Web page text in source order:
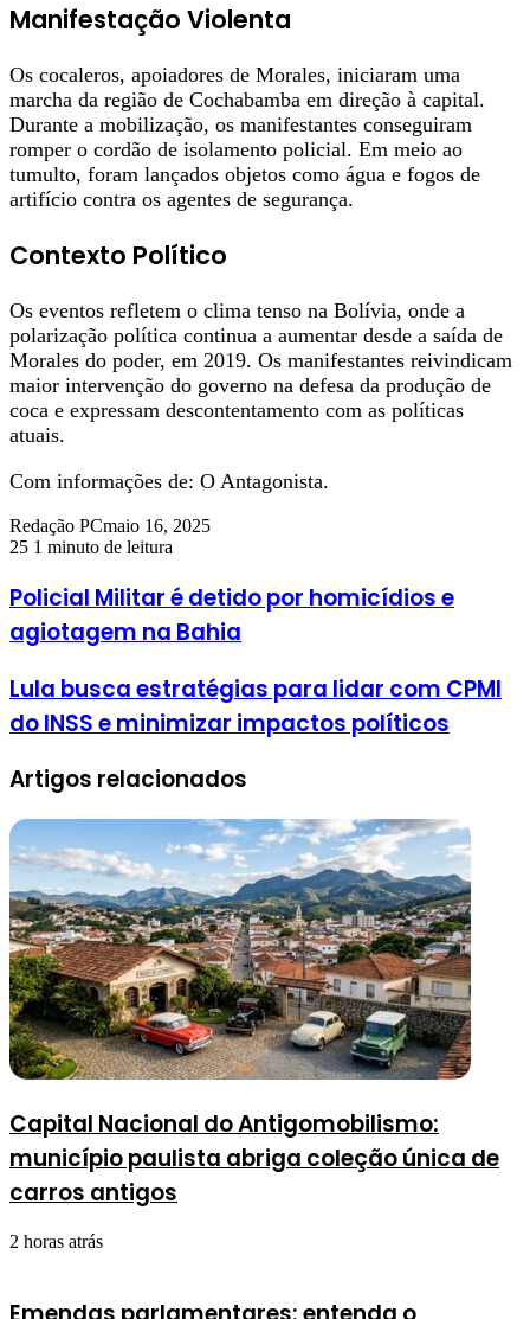
Manifestação Violenta
Os cocaleros, apoiadores de Morales, iniciaram uma
marcha da região de Cochabamba em direção à capital.
Durante a mobilização, os manifestantes conseguiram
romper o cordão de isolamento policial. Em meio ao
tumulto, foram lançados objetos como água e fogos de
artifício contra os agentes de segurança.
Contexto Político
Os eventos refletem o clima tenso na Bolívia, onde a
polarização política continua a aumentar desde a saída de
Morales do poder, em 2019. Os manifestantes reivindicam
maior intervenção do governo na defesa da produção de
coca e expressam descontentamento com as políticas
atuais.
Com informações de: O Antagonista.
Redação PCmaio 16, 2025
25 1 minuto de leitura
Policial Militar é detido por homicídios e
agiotagem na Bahia
Lula busca estratégias para lidar com CPMI
do INSS e minimizar impactos políticos
Artigos relacionados
Capital Nacional do Antigomobilismo:
município paulista abriga coleção única de
carros antigos
2 horas atrás